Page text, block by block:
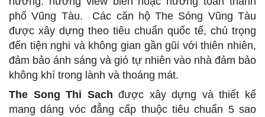
phố Vũng Tàu. Các căn hộ The Sóng Vũng Tàu
được xây dựng theo tiêu chuẩn quốc tế, chú trọng
đến tiện nghi và không gian gần gũi với thiên nhiên,
đảm bảo ánh sáng và gió tự nhiên vào nhà đảm bảo
không khí trong lành và thoáng mát.
The Song Thi Sach được xây dựng và thiết kế
mang dáng vóc đẳng cấp thuộc tiêu chuẩn 5 sao